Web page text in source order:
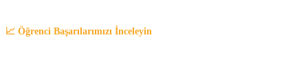
📈 Öğrenci Başarılarımızı İnceleyin